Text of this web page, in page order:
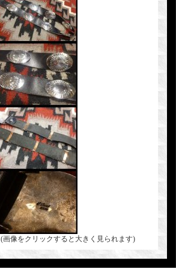
(画像をクリックすると大きく見られます)